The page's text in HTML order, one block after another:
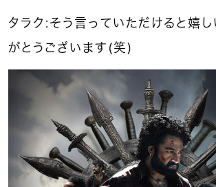
タラク：そう言っていただけると嬉
がとうございます（笑）